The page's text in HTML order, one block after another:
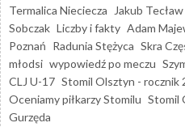
Termalica Nieciecza
Jakub Tecław
Sobczak Liczby i fakty Adam
Poznań Radunia Stężyca Skra
młodsi wypowiedź po meczu
CLJ U-17 Stomil Olsztyn - rocznik
Oceniamy piłkarzy Stomilu Stomil
Gurzęda